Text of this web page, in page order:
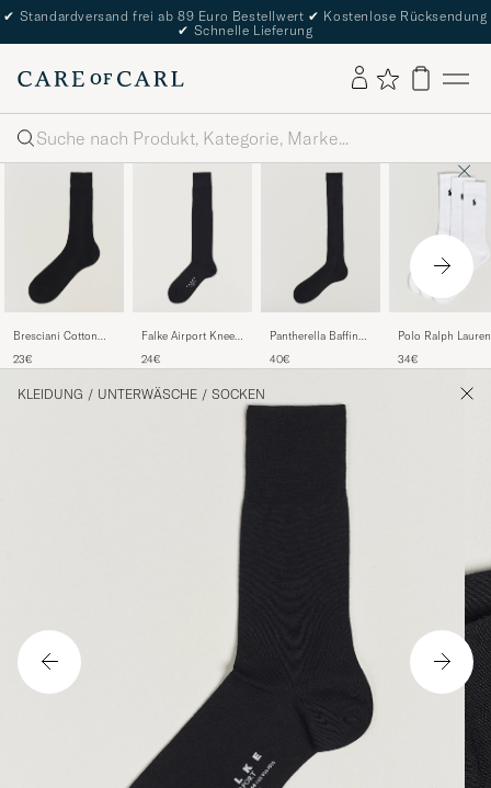
✔ Standardversand frei ab 89 Euro Bestellwert ✔ Kostenlose Rücksendung
✔ Schnelle Lieferung
Suche
Bresciani Cotton
Black
23€
Falke Airport Knee
24€
Pantherella Baffin
Black
40€
Polo Ralph Lauren
White
34€
KLEIDUNG / UNTERWÄSCHE / SOCKEN